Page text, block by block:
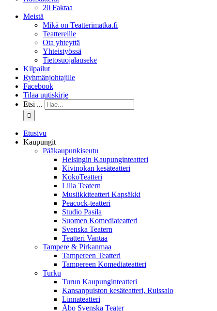
20 Faktaa
Meistä
Mikä on Teatterimatka.fi
Teattereille
Ota yhteyttä
Yhteistyössä
Tietosuojalauseke
Kilpailut
Ryhmänjohtajille
Facebook
Tilaa uutiskirje
Etsi ...
Etusivu
Kaupungit
Pääkaupunkiseutu
Helsingin Kaupunginteatteri
Kivinokan kesäteatteri
KokoTeatteri
Lilla Teatern
Musiikkiteatteri Kapsäkki
Peacock-teatteri
Studio Pasila
Suomen Komediateatteri
Svenska Teatern
Teatteri Vantaa
Tampere & Pirkanmaa
Tampereen Teatteri
Tampereen Komediateatteri
Turku
Turun Kaupunginteatteri
Kansanpuiston kesäteatteri, Ruissalo
Linnateatteri
Åbo Svenska Teater